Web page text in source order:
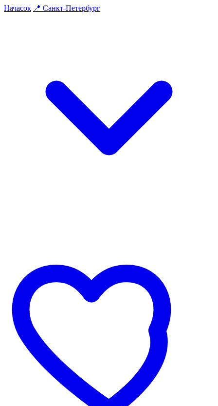
Начасок 📍 Санкт-Петербург